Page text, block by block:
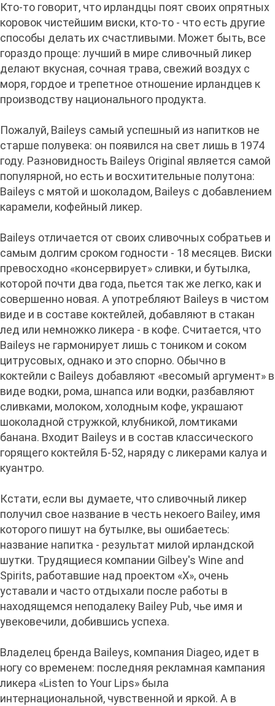
Кто-то говорит, что ирландцы поят своих опрятных
коровок чистейшим виски, кто-то - что есть другие
способы делать их счастливыми. Может быть, все
гораздо проще: лучший в мире сливочный ликер
делают вкусная, сочная трава, свежий воздух с
моря, гордое и трепетное отношение ирландцев к
производству национального продукта.
Пожалуй, Baileys самый успешный из напитков не
старше полувека: он появился на свет лишь в 1974
году. Разновидность Baileys Original является самой
популярной, но есть и восхитительные полутона:
Baileys с мятой и шоколадом, Baileys с добавлением
карамели, кофейный ликер.
Baileys отличается от своих сливочных собратьев и
самым долгим сроком годности - 18 месяцев. Виски
превосходно «консервирует» сливки, и бутылка,
которой почти два года, пьется так же легко, как и
совершенно новая. А употребляют Baileys в чистом
виде и в составе коктейлей, добавляют в стакан
лед или немножко ликера - в кофе. Считается, что
Baileys не гармонирует лишь с тоником и соком
цитрусовых, однако и это спорно. Обычно в
коктейли с Baileys добавляют «весомый аргумент» в
виде водки, рома, шнапса или водки, разбавляют
сливками, молоком, холодным кофе, украшают
шоколадной стружкой, клубникой, ломтиками
банана. Входит Baileys и в состав классического
горящего коктейля Б-52, наряду с ликерами калуа и
куантро.
Кстати, если вы думаете, что сливочный ликер
получил свое название в честь некоего Bailey, имя
которого пишут на бутылке, вы ошибаетесь:
название напитка - результат милой ирландской
шутки. Трудящиеся компании Gilbey's Wine and
Spirits, работавшие над проектом «Х», очень
уставали и часто отдыхали после работы в
находящемся неподалеку Bailey Pub, чье имя и
увековечили, добившись успеха.
Владелец бренда Baileys, компания Diageo, идет в
ногу со временем: последняя рекламная кампания
ликера «Listen to Your Lips» была
интернациональной, чувственной и яркой. А в